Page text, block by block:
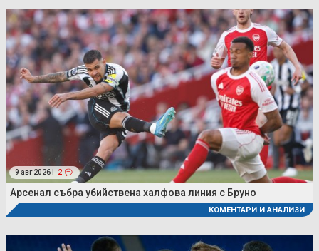
9 авг 2026 | 2
Арсенал събра убийствена халфова линия с Бруно
КОМЕНТАРИ И АНАЛИЗИ